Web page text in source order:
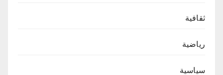
ثقافية
رياضية
سياسية